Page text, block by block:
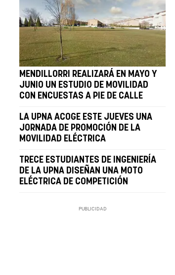
MENDILLORRI REALIZARÁ EN MAYO Y
JUNIO UN ESTUDIO DE MOVILIDAD
CON ENCUESTAS A PIE DE CALLE
LA UPNA ACOGE ESTE JUEVES UNA
JORNADA DE PROMOCIÓN DE LA
MOVILIDAD ELÉCTRICA
TRECE ESTUDIANTES DE INGENIERÍA
DE LA UPNA DISEÑAN UNA MOTO
ELÉCTRICA DE COMPETICIÓN